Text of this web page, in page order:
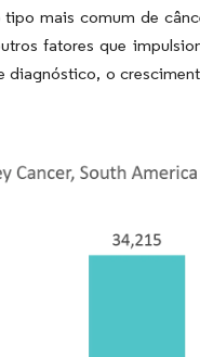
mais comum de
fatores que
o